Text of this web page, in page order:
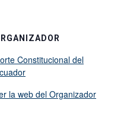
Constitucional del
la web del Organizador